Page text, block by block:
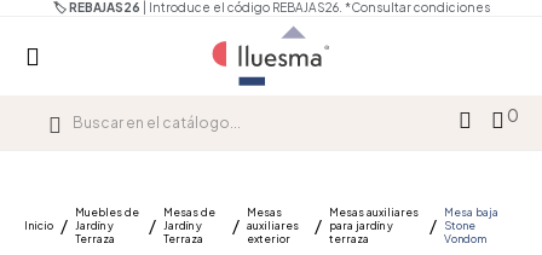
🏷️ REBAJAS26 | Introduce el código REBAJAS26. *Consultar condiciones
0
Inicio
Muebles de
Jardín y
Terraza
Mesas de
Jardín y
Terraza
Mesas
auxiliares
exterior
Mesas auxiliares
para jardín y
terraza
Mesa baja
Stone
Vondom